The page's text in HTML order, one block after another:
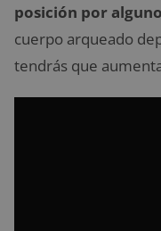
posición por
cuerpo arqueado
tendrás que